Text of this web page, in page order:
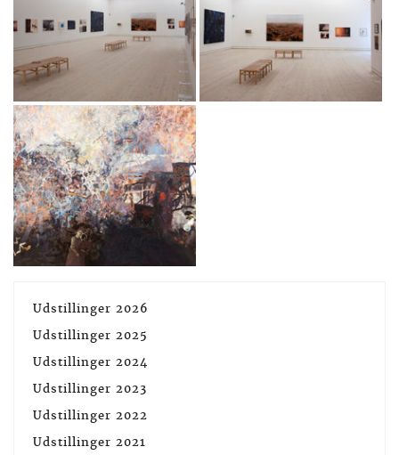
Udstillinger 2026
Udstillinger 2025
Udstillinger 2024
Udstillinger 2023
Udstillinger 2022
Udstillinger 2021